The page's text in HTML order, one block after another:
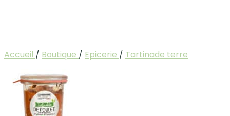
Accueil / Boutique / Epicerie / Tartinade terre